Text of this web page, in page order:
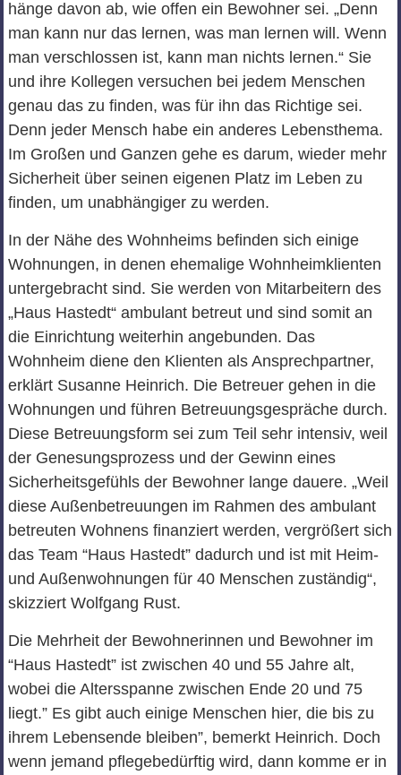
hänge davon ab, wie offen ein Bewohner sei. „Denn
man kann nur das lernen, was man lernen will. Wenn
man verschlossen ist, kann man nichts lernen.“ Sie
und ihre Kollegen versuchen bei jedem Menschen
genau das zu finden, was für ihn das Richtige sei.
Denn jeder Mensch habe ein anderes Lebensthema.
Im Großen und Ganzen gehe es darum, wieder mehr
Sicherheit über seinen eigenen Platz im Leben zu
finden, um unabhängiger zu werden.
In der Nähe des Wohnheims befinden sich einige
Wohnungen, in denen ehemalige Wohnheimklienten
untergebracht sind. Sie werden von Mitarbeitern des
„Haus Hastedt“ ambulant betreut und sind somit an
die Einrichtung weiterhin angebunden. Das
Wohnheim diene den Klienten als Ansprechpartner,
erklärt Susanne Heinrich. Die Betreuer gehen in die
Wohnungen und führen Betreuungsgespräche durch.
Diese Betreuungsform sei zum Teil sehr intensiv, weil
der Genesungsprozess und der Gewinn eines
Sicherheitsgefühls der Bewohner lange dauere. „Weil
diese Außenbetreuungen im Rahmen des ambulant
betreuten Wohnens finanziert werden, vergrößert sich
das Team “Haus Hastedt” dadurch und ist mit Heim-
und Außenwohnungen für 40 Menschen zuständig“,
skizziert Wolfgang Rust.
Die Mehrheit der Bewohnerinnen und Bewohner im
“Haus Hastedt” ist zwischen 40 und 55 Jahre alt,
wobei die Altersspanne zwischen Ende 20 und 75
liegt.” Es gibt auch einige Menschen hier, die bis zu
ihrem Lebensende bleiben”, bemerkt Heinrich. Doch
wenn jemand pflegebedürftig wird, dann komme er in